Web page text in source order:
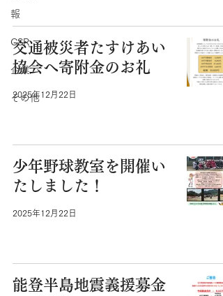
報
CSR
企業
その他
交通被災者たすけあい
協会へ寄附金のお礼
2025年12月22日
少年野球教室を開催い
たしました！
2025年12月22日
能登半島地震義援募金